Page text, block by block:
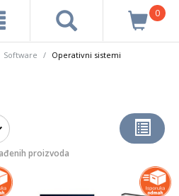
0
Software Operativni sistemi
proizvoda